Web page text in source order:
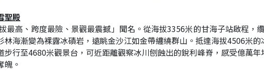
聖殿
最高、跨度最險、景觀最震撼」聞名。從海拔3356米的甘海子站啟程，
林海漸變為裸露冰磧岩，遠眺金沙江如金帶纏繞群山。抵達海拔4506米
步行至4680米觀景台，可近距離觀察冰川刨蝕出的銳利峰脊，感受億萬
魄。